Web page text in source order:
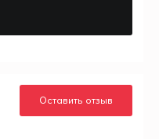
Оставить отзыв